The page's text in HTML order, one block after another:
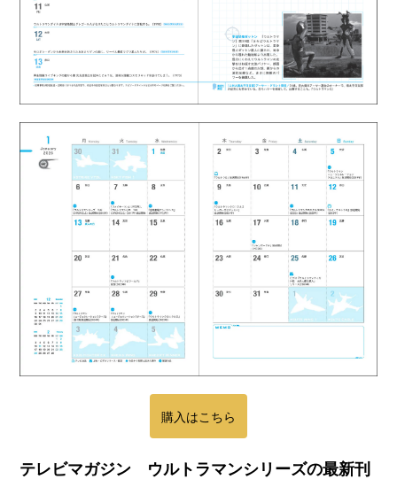
購入はこちら
テレビマガジン ウルトラマンシリーズの最新刊